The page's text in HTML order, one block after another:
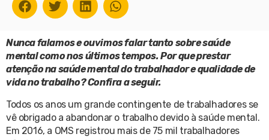
Nunca falamos e ouvimos falar tanto sobre saúde
mental como nos últimos tempos. Por que prestar
atenção na saúde mental do trabalhador e qualidade de
vida no trabalho? Confira a seguir.
Todos os anos um grande contingente de trabalhadores se
vê obrigado a abandonar o trabalho devido à saúde mental.
Em 2016, a OMS registrou mais de 75 mil trabalhadores